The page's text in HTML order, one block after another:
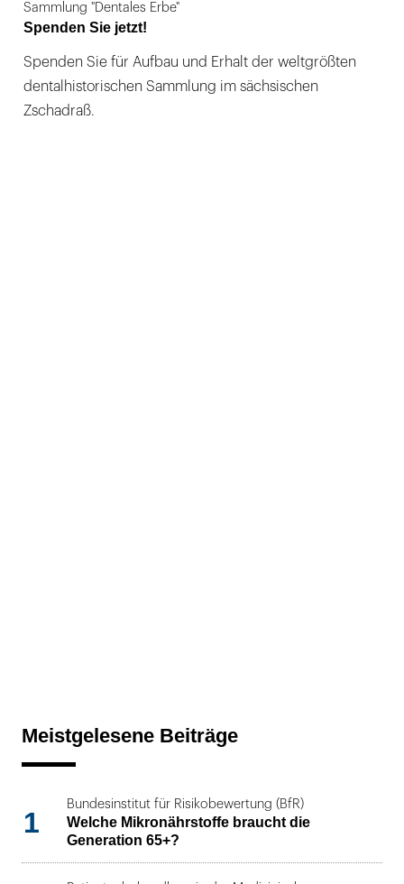
Sammlung "Dentales Erbe"
Spenden Sie jetzt!
Spenden Sie für Aufbau und Erhalt der weltgrößten
dentalhistorischen Sammlung im sächsischen
Zschadraß.
Meistgelesene Beiträge
1
Bundesinstitut für Risikobewertung (BfR)
Welche Mikronährstoffe braucht die
Generation 65+?